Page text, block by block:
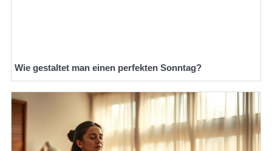
Wie gestaltet man einen perfekten Sonntag?